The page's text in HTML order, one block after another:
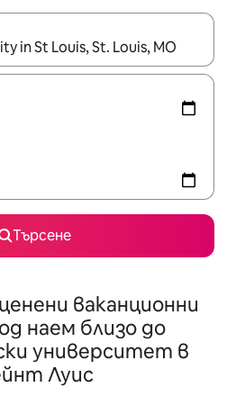
покажат, използвайте
Търсене
ваканционни
наем близо до
университет в
Луис